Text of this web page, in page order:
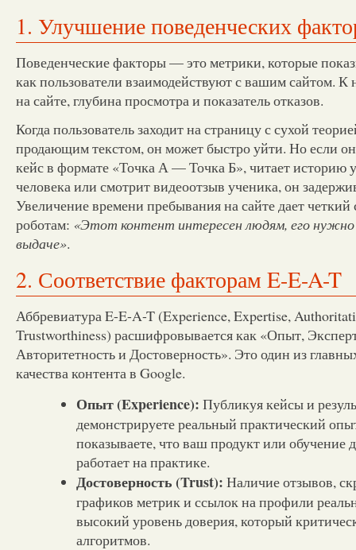
1. Улучшение поведенческих
Поведенческие факторы — это метрики, которые
как пользователи взаимодействуют с вашим сайтом. К
на сайте, глубина просмотра и показатель отказов.
Когда пользователь заходит на страницу с сухой
продающим текстом, он может быстро уйти. Но если
кейс в формате «Точка А — Точка Б», читает историю
человека или смотрит видеоотзыв ученика, он
Увеличение времени пребывания на сайте дает
роботам: «Этот контент интересен людям, его
выдаче».
2. Соответствие факторам E-E-A-T
Аббревиатура E-E-A-T (Experience, Expertise,
Trustworthiness) расшифровывается как «Опыт,
Авторитетность и Достоверность». Это один из
качества контента в Google.
Опыт (Experience): Публикуя кейсы и
демонстрируете реальный практический
показываете, что ваш продукт или обучение
работает на практике.
Достоверность (Trust): Наличие отзывов,
графиков метрик и ссылок на профили
высокий уровень доверия, который
алгоритмов.